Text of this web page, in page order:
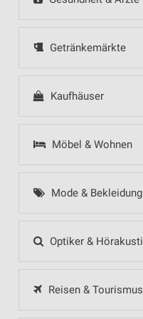
Getränkemärkte
Kaufhäuser
Möbel & Wohnen
Mode & Bekleidung
Optiker &
Reisen & Tourismus